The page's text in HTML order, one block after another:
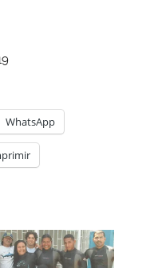
WhatsApp